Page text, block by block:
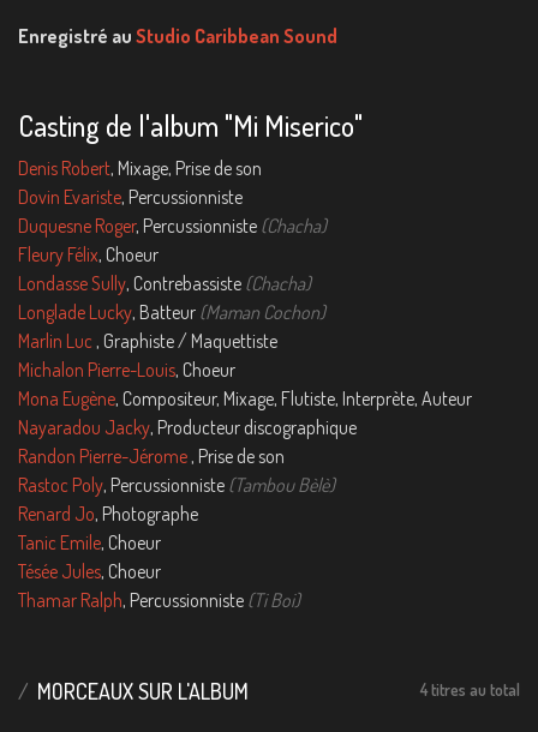
Enregistré au Studio Caribbean Sound
Casting de l'album "Mi Miserico"
Denis Robert, Mixage, Prise de son
Dovin Evariste, Percussionniste
Duquesne Roger, Percussionniste (Chacha)
Fleury Félix, Choeur
Londasse Sully, Contrebassiste (Chacha)
Longlade Lucky, Batteur (Maman Cochon)
Marlin Luc, Graphiste / Maquettiste
Michalon Pierre-Louis, Choeur
Mona Eugène, Compositeur, Mixage, Flutiste, Interprète, Auteur
Nayaradou Jacky, Producteur discographique
Randon Pierre-Jérome, Prise de son
Rastoc Poly, Percussionniste (Tambou Bèlè)
Renard Jo, Photographe
Tanic Emile, Choeur
Tésée Jules, Choeur
Thamar Ralph, Percussionniste (Ti Boi)
MORCEAUX SUR L'ALBUM 4 titres au total